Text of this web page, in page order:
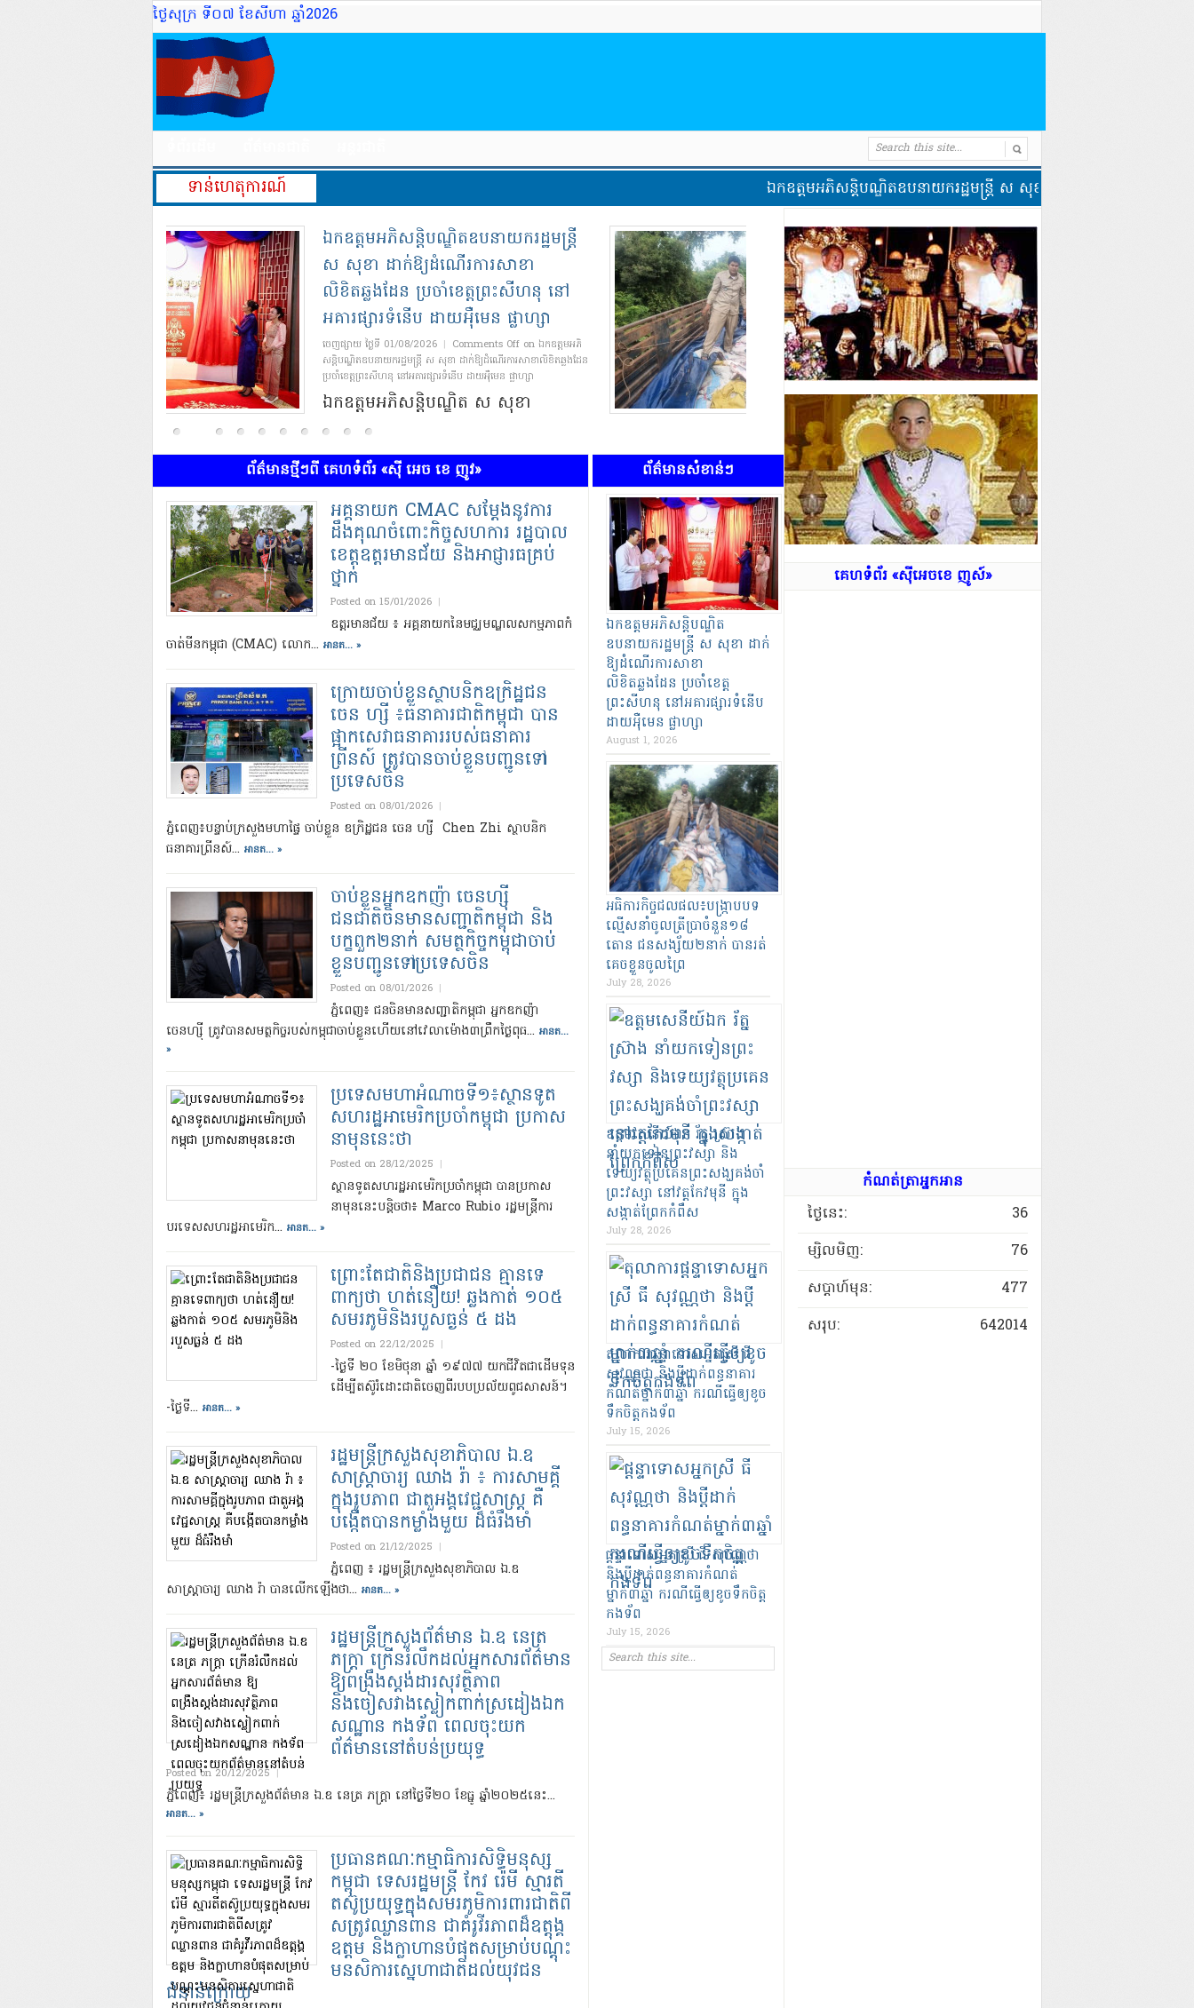
ថ្ងៃសុក្រ ទី០៧ ខែសីហា ឆ្នាំ2026
ទាន់ហេតុការណ៍ ឯកឧត្ដមអភិសន្តិបណ្ឌិតឧបនាយករដ្ឋមន្ត្រី ស សុខា ដាក់ឱ្យដំណើរការសាខាលិខិតឆ្លងដ
អធិការកិច្ច​ជលផល៖បង្ក្រាប​បទល្មើស​នាំ​
ចូល​ត្រី​ប្រាចំនួន​១៨​តោន ជនសង្ស័យ​២​
នាក់ បាន​រត់គេច​ខ្លួន​ចូល​ព្រៃ
ចេញផ្សាយ ថ្ងៃទី 28/07/2026 Comments Offon អធិការកិច្ច​
ជលផល៖បង្ក្រាប​បទល្មើស​នាំ​ចូល​ត្រី​ប្រាចំនួន​១៨​តោន ជនសង្ស័យ​២​នាក់ បាន​
រត់គេច​ខ្លួន​ចូល​ព្រៃ
ព្រះវិហារ ៖លោក ភួង ទីណា ប្រធាន​
នាយកដ្ឋាន​អធិការកិច្ច​ជលផល អគ្គនាយក
ដ្ឋាន​ជលផល នៃ​ក្រសួងកសិកម្ម រុក្ខា​ប្រមាញ់ និង​នេសាទ នៅ​ថ្ងៃ​ទី​២៧ ខែកក្កដា...
ហត្ថលើផ្ទៃប្រទេស មេបញ្ជាការកងរាជអាវុធហត្ថរាជធានីភ្នំពេញ និងជា
រាជរដ្ឋាភិបាល ចុះមូលដ្ឋានខណ្ឌដង្កោ... អានត... »
ព័ត៌មានថ្មីៗពី គេហទំព័រ «ស៊ី អេច ខេ ញូវ»
អគ្គនាយក ​CMAC សម្តែង​នូវ​ការ​
ដឹងគុណ​​ចំពោះ​កិច្ចសហការ​ រដ្ឋបាល​
ខេត្តឧត្តរមានជ័យ និងអាជ្ញារធគ្រប់
ថ្នាក់
Posted on 15/01/2026 |
ឧត្តរមានជ័យ ៖ អគ្គនាយក​នៃ​មជ្ឈមណ្ឌល​សកម្មភាព​កំ
ចាត់​មីន​កម្ពុជា (CMAC) លោក... អានត... »
ក្រោយចាប់ខ្លួនស្ថាបនិក​ឧក្រិដ្ឋជន
ចេន ហ្សី​ ៖ធនាគារជាតិកម្ពុជា បាន​
ផ្អាក​សេវាធនាគារ​របស់​ធនាគារ​
ព្រីនស៍ ត្រូវ​បាន​ចាប់​ខ្លួន​បញ្ជូន​ទៅ
ប្រទេស​ចិន
Posted on 08/01/2026 |
ភ្នំពេញ៖បន្ទាប់ក្រសួងមហាផ្ទៃ ចាប់​ខ្លួន ឧក្រិដ្ឋជន ចេន ហ្សី​ Chen Zhi ស្ថាបនិក​
ធនាគារ​ព្រីនស៍... អានត... »
ចាប់ខ្លួនអ្នកឧកញ៉ា ចេនហ្ស៊ី
ជនជាតិចិនមានសញ្ជាតិកម្ពុជា និង
បក្ខពួក២នាក់ សមត្ថកិច្ចកម្ពុជាចាប់
ខ្លួនបញ្ជូនទៅប្រទេសចិន
Posted on 08/01/2026 |
ភ្នំពេញ៖ ជនចិនមានសញ្ជាតិកម្ពុជា អ្នកឧកញ៉ា
ចេនហ្ស៊ី ត្រូវបានសមត្ថកិច្ចរបស់កម្ពុជាចាប់ខ្លួនហើយនៅវេលាម៉ោង៣ព្រឹកថ្ងៃពុធ... អានត...
»
ប្រទេសមហាអំណាចទី១៖ស្ថានទូត
សហរដ្ឋអាមេរិកប្រចាំកម្ពុជា ប្រកាស
នាមុននេះថា
Posted on 28/12/2025 |
ស្ថានទូតសហរដ្ឋអាមេរិកប្រចាំកម្ពុជា បានប្រកាស
នាមុននេះបន្តិចថា៖ Marco Rubio រដ្ឋមន្ត្រីការ
បរទេសសហរដ្ឋអាមេរិក... អានត... »
ព្រោះតែជាតិនិងប្រជាជន គ្មានទេ
ពាក្យថា ហត់នឿយ! ឆ្លងកាត់ ១០៥
សមរភូមិនិងរបួសធ្ងន់ ៥ ដង
Posted on 22/12/2025 |
-ថ្ងៃទី ២០ ខែមិថុនា ឆ្នាំ ១៩៧៧ យកជីវិតជាដើមទុន
ដើម្បីតស៊ូរំដោះជាតិចេញពីរបបប្រល័យពូជសាសន៍។
-ថ្ងៃទី... អានត... »
រដ្ឋមន្ត្រីក្រសួងសុខាភិបាល ឯ.ឧ
សាស្ត្រាចារ្យ ឈាង រ៉ា ៖ ការសាមគ្គី
ក្នុងរូបភាព ជាតួអង្គវេជ្ជសាស្រ្ត គឺ
បង្កើតបានកម្លាំងមួយ ដ៏ធំរឹងមាំ
Posted on 21/12/2025 |
ភ្នំពេញ ៖ រដ្ឋមន្ត្រីក្រសួងសុខាភិបាល ឯ.ឧ
សាស្ត្រាចារ្យ ឈាង រ៉ា បានលើកឡើងថា... អានត... »
រដ្ឋមន្ត្រីក្រសួងព័ត៌មាន ឯ.ឧ នេត្រ
ភក្ត្រា ក្រើនរំលឹកដល់អ្នក​សារព័ត៌មាន
​ឱ្យពង្រឹងស្ដង់ដារសុវត្ថិភាព
និងចៀសវាងស្លៀកពាក់ស្រដៀងឯក
សណ្ឋាន កង​ទ័ព ពេលចុះយក
ព័ត៌មាននៅតំបន់ប្រយុទ្ធ​
Posted on 20/12/2025 |
ភ្នំពេញ៖ រដ្ឋមន្រ្តីក្រសួងព័ត៌មាន ឯ.ឧ នេត្រ ភក្ត្រា នៅថ្ងៃទី២០ ខែធ្នូ ឆ្នាំ២០២៥នេះ...
អានត... »
ប្រធានគណៈកម្មាធិការសិទ្ធិមនុស្ស
កម្ពុជា ទេសរដ្ឋមន្ត្រី កែវ រ៉េមី ស្មារតី
តស៊ូប្រយុទ្ធក្នុងសមរភូមិការពារជាតិពី
សត្រូវឈ្លានពាន ជាគំរូវីរភាពដ៏ឧត្តុង្គ
ឧត្តម និងក្លាហានបំផុតសម្រាប់បណ្តុះ
មនសិការស្នេហាជាតិដល់យុវជន
ជំនាន់ក្រោយ
ព័ត៌មានសំខាន់ៗ
ឯកឧត្ដមអភិសន្តិបណ្ឌិត
ឧបនាយករដ្ឋមន្ត្រី ស សុខា ដាក់
ឱ្យដំណើរការសាខា
លិខិតឆ្លងដែន ប្រចាំខេត្ត
ព្រះសីហនុ នៅអគារផ្សារទំនើប
ដាយអ៉ឺមេន ផ្លាហ្សា
August 1, 2026
អធិការកិច្ច​ជលផល៖បង្ក្រាប​បទ
ល្មើស​នាំ​ចូល​ត្រី​ប្រាចំនួន​១៨​
តោន ជនសង្ស័យ​២​នាក់ បាន​រត់
គេច​ខ្លួន​ចូល​ព្រៃ
July 28, 2026
ឧត្តមសេនីយ៍ឯក រ័ត្ន ស្រ៊ាង
នាំយកទៀនព្រះវស្សា និង
ទេយ្យវត្ថុប្រគេនព្រះសង្ឃគង់ចាំ
ព្រះវស្សា នៅវត្តកែវមុនី ក្នុង
សង្កាត់ព្រែកកំពឹស
July 28, 2026
តុលាការផ្តន្ទាទោសអ្នកស្រី ធី
សុវណ្ណថា និងប្តីដាក់ពន្ធនាគារ
កំណត់ម្នាក់៣ឆ្នាំ ករណីធ្វើឲ្យខូច
ទឹកចិត្តកងទ័ព
July 15, 2026
ផ្តន្ទាទោសអ្នកស្រី ធី សុវណ្ណថា
និងប្តីដាក់ពន្ធនាគារកំណត់
ម្នាក់៣ឆ្នាំ ករណីធ្វើឲ្យខូចទឹកចិត្ត
កងទ័ព
July 15, 2026
គេហទំព័រ «ស៊ីអេចខេ ញូស៍»
កំណត់ត្រាអ្នកអាន
36
ថ្ងៃនេះ:
76
ម្សិលមិញ:
477
សប្តាហ៍មុន:
642014
សរុប: